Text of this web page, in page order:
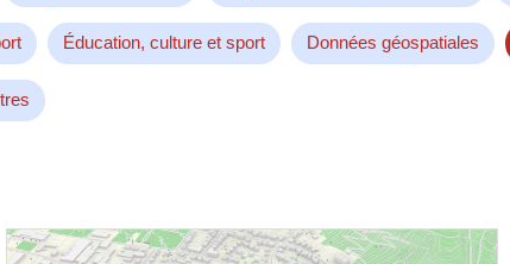
Éducation, culture et sport Données géospatiales